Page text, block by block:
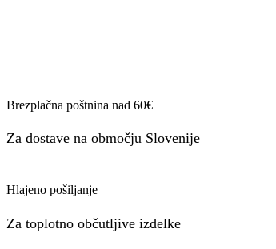
Brezplačna poštnina nad 60€
Za dostave na območju Slovenije
Hlajeno pošiljanje
Za toplotno občutljive izdelke